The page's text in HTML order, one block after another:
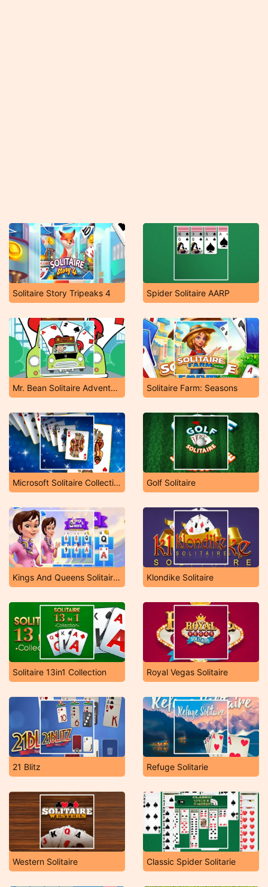
Solitaire Story Tripeaks 4 Spider Solitaire AARP
Mr. Bean Solitaire Adventures Solitaire Farm: Seasons
Microsoft Solitaire Collection Golf Solitaire
Kings And Queens Solitaire Tripeaks Klondike Solitaire
Solitaire 13in1 Collection Royal Vegas Solitaire
21 Blitz Refuge Solitarie
Western Solitaire Classic Spider Solitarie